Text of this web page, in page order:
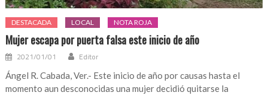
DESTACADA LOCAL NOTA ROJA
Mujer escapa por puerta falsa este inicio de año
2021/01/01 Editor
Ángel R. Cabada, Ver.- Este inicio de año por causas hasta el
momento aun desconocidas una mujer decidió quitarse la